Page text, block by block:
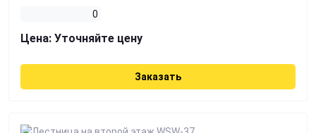
0
Цена: Уточняйте цену
Заказать